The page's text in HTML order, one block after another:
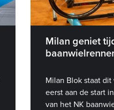
Milan geniet
Milan Blok staat
eerst aan de start
van het NK